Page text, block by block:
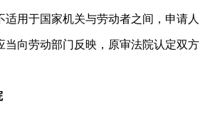
用于国家机关与劳动者之间，申请人
向劳动部门反映，原审法院认定双方